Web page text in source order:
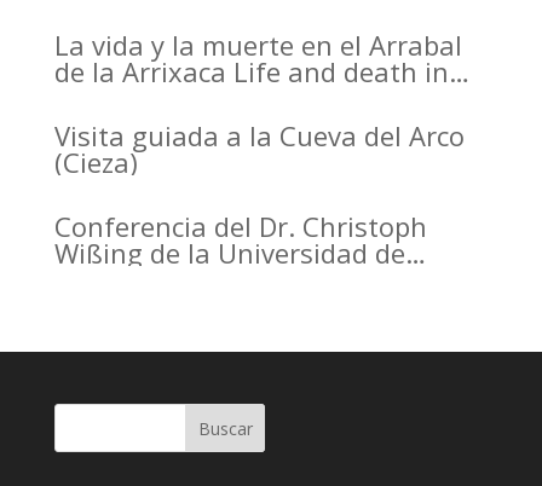
La vida y la muerte en el Arrabal
de la Arrixaca Life and death in
Visita guiada a la Cueva del Arco
(Cieza)
Conferencia del Dr. Christoph
Wißing de la Universidad de
versus early modern humans:
pattern Buscar